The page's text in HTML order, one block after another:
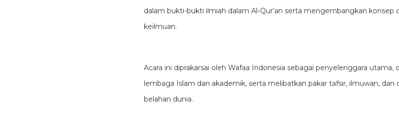
dalam bukti-bukti ilmiah dalam Al-Qur’an serta mengembangkan konsep
keilmuan.
Acara ini diprakarsai oleh Wafaa Indonesia sebagai penyelenggara
lembaga Islam dan akademik, serta melibatkan pakar tafsir, ilmuwan, dan
belahan dunia.